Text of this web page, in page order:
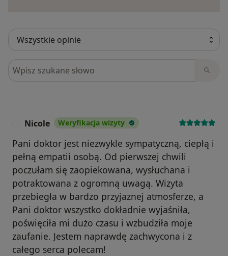
Szukaj w opiniach
Nicole Weryfikacja wizyty
Pani doktor jest niezwykle sympatyczną, ciepłą i
pełną empatii osobą. Od pierwszej chwili
poczułam się zaopiekowana, wysłuchana i
potraktowana z ogromną uwagą. Wizyta
przebiegła w bardzo przyjaznej atmosferze, a
Pani doktor wszystko dokładnie wyjaśniła,
poświęciła mi dużo czasu i wzbudziła moje
zaufanie. Jestem naprawdę zachwycona i z
całego serca polecam!